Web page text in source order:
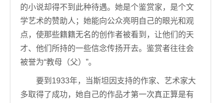
的小说却得不到此种待遇。她是个鉴赏家，是个文
学艺术的赞助人；她能向公众亮明自己的眼光和观
点，使那些籍籍无名的创作者被看到，让他们的天
才、他们所持的一些信念传扬开去。鉴赏者往往会
被誉为“教母（父）”。
要到1933年，当斯坦因支持的作家、艺术家大
多取得了成功，她自己的作品才第一次真正算是有